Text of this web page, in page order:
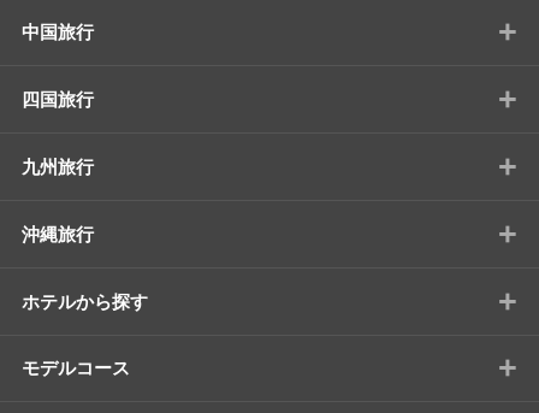
中国旅行 +
四国旅行 +
九州旅行 +
沖縄旅行 +
ホテルから探す +
モデルコース +